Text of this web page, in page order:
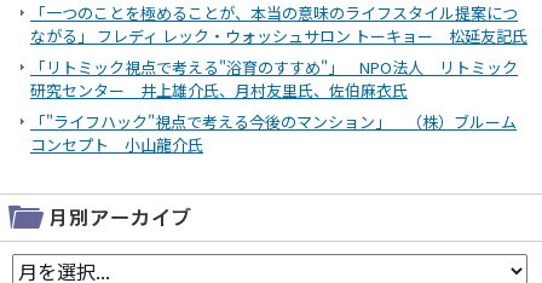
「一つのことを極めることが、本当の意味のライフスタイル提案につ
ながる」 フレディ レック・ウォッシュサロン トーキョー 松延友記氏
「リトミック視点で考える"浴育のすすめ"」 NPO法人 リトミック
研究センター 井上雄介氏、月村友里氏、佐伯麻衣氏
「"ライフハック"視点で考える今後のマンション」 （株）ブルーム
コンセプト 小山龍介氏